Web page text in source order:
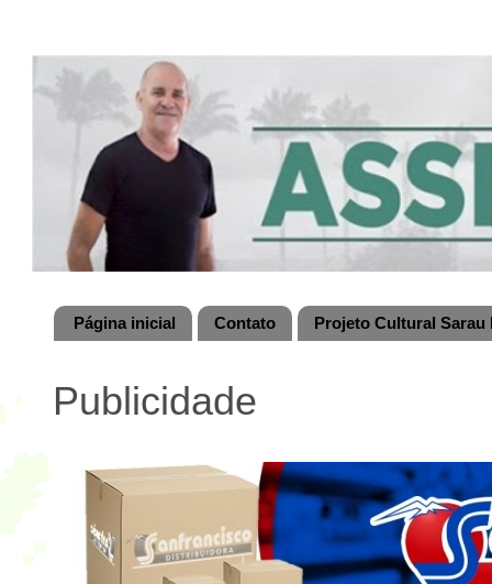
Página inicial Contato Projeto Cultural
Publicidade